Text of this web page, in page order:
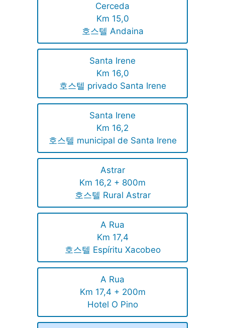
Cerceda
Km 15,0
호스텔 Andaina
Santa Irene
Km 16,0
호스텔 privado Santa Irene
Santa Irene
Km 16,2
호스텔 municipal de Santa Irene
Astrar
Km 16,2 + 800m
호스텔 Rural Astrar
A Rua
Km 17,4
호스텔 Espíritu Xacobeo
A Rua
Km 17,4 + 200m
Hotel O Pino